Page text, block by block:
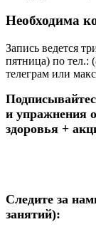
Необходима
Запись ведется
пятница) по тел.:
телеграм или
и упражнения
здоровья +
Следите за
занятий):